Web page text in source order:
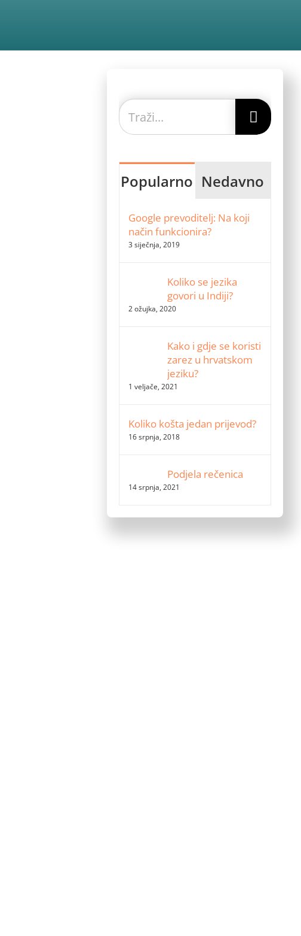
Traži...
Popularno Nedavno
Google prevoditelj: Na koji
način funkcionira?
3 siječnja, 2019
Koliko se jezika
govori u Indiji?
2 ožujka, 2020
Kako i gdje se koristi
zarez u hrvatskom
jeziku?
1 veljače, 2021
Koliko košta jedan prijevod?
16 srpnja, 2018
Podjela rečenica
14 srpnja, 2021